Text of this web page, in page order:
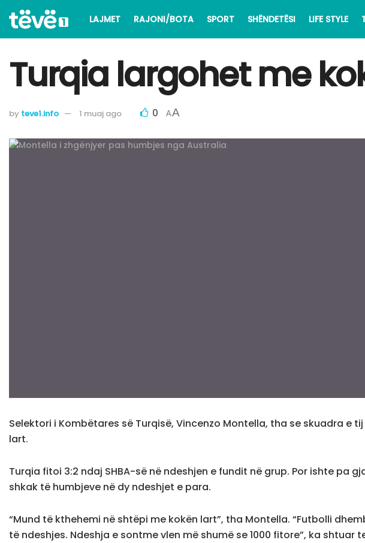
LAJMET RAJONI/BOTA SPORT SHËNDETËSI LIFE STYLE
Turqia largohet me
by teve1.info 1 muaj ago 0 AA
Selektori i Kombëtares së Turqisë, Vincenzo Montella, tha se skuadra e
lart.
Turqia fitoi 3:2 ndaj SHBA-së në ndeshjen e fundit në grup. Por ishte pa
shkak të humbjeve në dy ndeshjet e para.
“Mund të kthehemi në shtëpi me kokën lart”, tha Montella. “Futbolli
të ndeshjes. Ndeshja e sontme vlen më shumë se 1000 fitore”, ka shtuar